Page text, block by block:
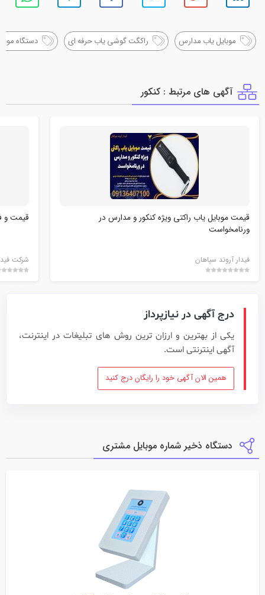
موبایل یاب مدارس راکگت گوشی یاب حرفه ای دستگاه
آگهی های مرتبط : كنكور
قیمت موبایل یاب راکتی ویژه کنکور و مدارس در
ورنامخواست
فیدار آروند سپاهان
قیمت و
شرکت
درج آگهی در نیازپرداز
یکی از بهترین و ارزان ترین روش های تبلیغات در اینترنت،
آگهی اینترنتی است.
همین الان آگهی خود را رایگان درج کنید
دستگاه ذخیر شماره موبایل مشتری